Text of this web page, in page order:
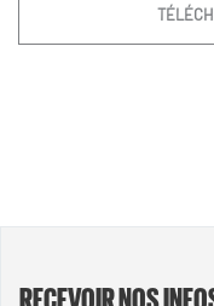
RECEVOIR NOS